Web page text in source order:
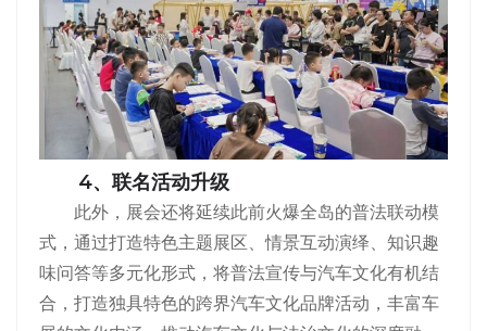
4、联名活动升级
此外，展会还将延续此前火爆全岛的普法联动模
式，通过打造特色主题展区、情景互动演绎、知识趣
味问答等多元化形式，将普法宣传与汽车文化有机结
合，打造独具特色的跨界汽车文化品牌活动，丰富车